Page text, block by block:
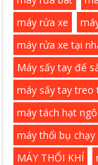
máy rửa xe
máy rửa xe tại
Máy sấy tay để
máy sấy tay treo
máy tách hạt
máy thổi bụ chạy
MÁY THỔI KHÍ